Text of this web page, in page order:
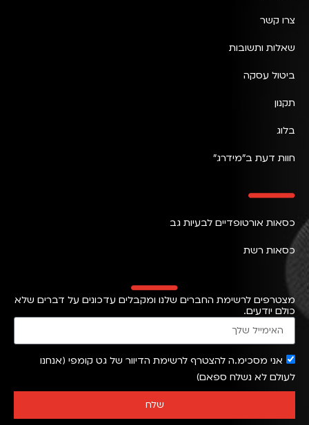
צרו קשר
שאלות ותשובות
ביטול עסקה
תקנון
בלוג
חוות דעת ב״מידרג״
כסאות אורטופדיים לבעיות גב
כסאות רשת
מצטרפים לרשימת החברים שלנו ומקבלים עדכונים על דברים שלא
כולם יודעים.
אני מסכימ.ה להצטרף לרשימת הדיוור של גט קומפי (אנחנו
לעולם לא נשלח ספאם)
שלח